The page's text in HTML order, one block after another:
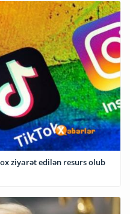
ziyarət edilən resurs olub